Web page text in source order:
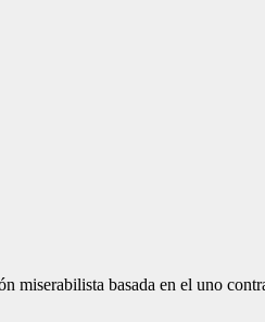
miserabilista basada en el uno